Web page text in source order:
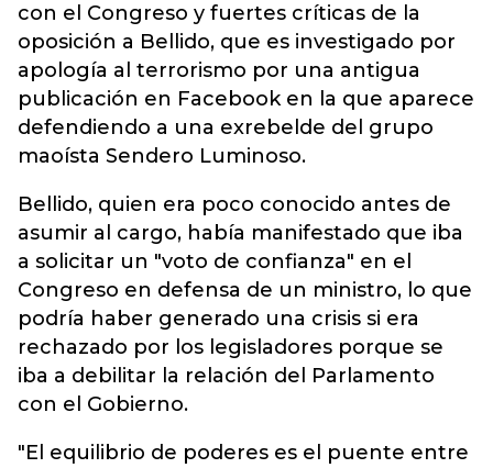
con el Congreso y fuertes críticas de la
oposición a Bellido, que es investigado por
apología al terrorismo por una antigua
publicación en Facebook en la que aparece
defendiendo a una exrebelde del grupo
maoísta Sendero Luminoso.
Bellido, quien era poco conocido antes de
asumir al cargo, había manifestado que iba
a solicitar un "voto de confianza" en el
Congreso en defensa de un ministro, lo que
podría haber generado una crisis si era
rechazado por los legisladores porque se
iba a debilitar la relación del Parlamento
con el Gobierno.
"El equilibrio de poderes es el puente entre